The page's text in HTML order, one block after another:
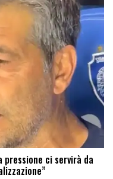
ci servirà da